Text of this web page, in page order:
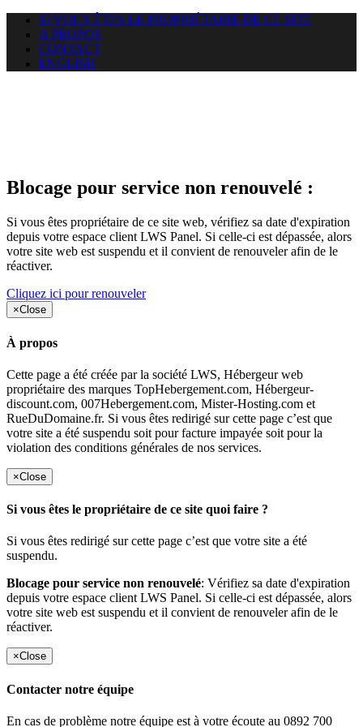
SI VOUS ÊTES LE PROPRIÉTAIRE DE CE SITE
A PROPOS
CONTACT
ENGLISH
Blocage pour service non renouvelé :
Si vous êtes propriétaire de ce site web, vérifiez sa date d'expiration
depuis votre espace client LWS Panel. Si celle-ci est dépassée, alors
votre site web est suspendu et il convient de renouveler afin de le
réactiver.
Cliquez ici pour renouveler
×Close
À propos
Cette page a été créée par la société LWS, Hébergeur web
propriétaire des marques TopHebergement.com, Hébergeur-
discount.com, 007Hebergement.com, Mister-Hosting.com et
RueDuDomaine.fr. Si vous êtes redirigé sur cette page c’est que
votre site a été suspendu soit pour facture impayée soit pour la
violation des conditions générales de nos services.
×Close
Si vous êtes le propriétaire de ce site quoi faire ?
Si vous êtes redirigé sur cette page c’est que votre site a été
suspendu.
Blocage pour service non renouvelé: Vérifiez sa date d'expiration
depuis votre espace client LWS Panel. Si celle-ci est dépassée, alors
votre site web est suspendu et il convient de renouveler afin de le
réactiver.
×Close
Contacter notre équipe
En cas de problème notre équipe est à votre écoute au 0892 700